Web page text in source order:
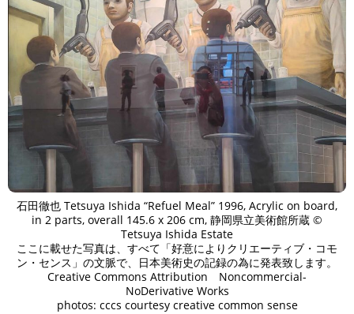
石田徹也 Tetsuya Ishida “Refuel Meal” 1996, Acrylic on board,
in 2 parts, overall 145.6 x 206 cm, 静岡県立美術館所蔵 ©
Tetsuya Ishida Estate
ここに載せた写真は、すべて「好意によりクリエーティブ・コモ
ン・センス」の文脈で、日本美術史の記録の為に発表致します。
Creative Commons Attribution Noncommercial-
NoDerivative Works
photos: cccs courtesy creative common sense